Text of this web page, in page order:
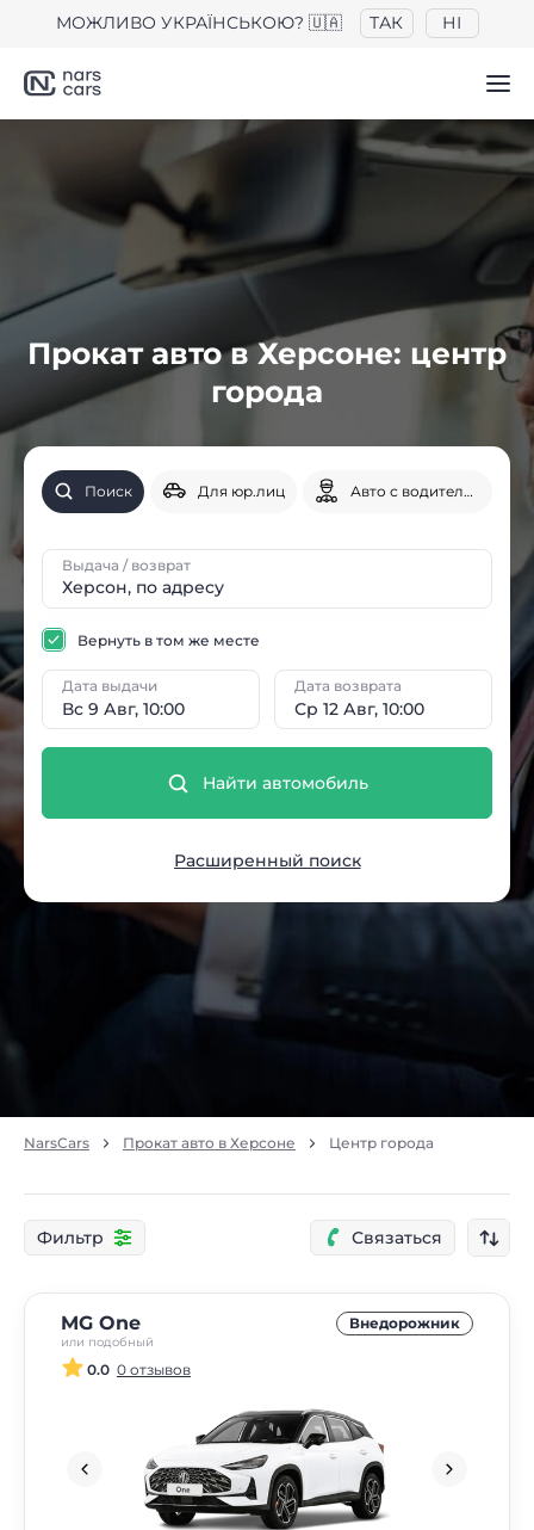
МОЖЛИВО УКРАЇНСЬКОЮ? 🇺🇦 ТАК НІ
Прокат авто в Херсоне: центр
города
Поиск Для юр.лиц Авто с водителем
Выдача / возврат
Вс 9 Авг, 10:00
Дата выдачи
Ср 12 Авг, 10:00
Дата возврата
Вернуть в том же месте
Найти автомобиль
Расширенный поиск
NarsCars Прокат авто в Херсоне Центр города
Фильтр Связаться
MG One
или подобный
Внедорожник
0.0 0 отзывов